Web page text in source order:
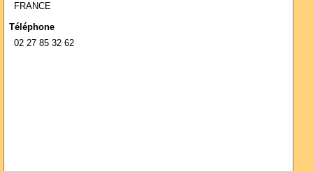
FRANCE
Téléphone
02 27 85 32 62